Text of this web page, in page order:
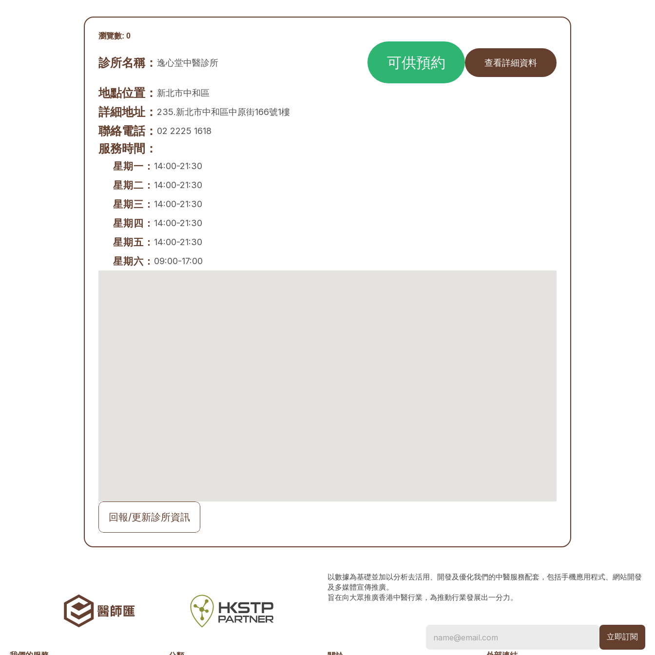
瀏覽數: 0
診所名稱： 逸心堂中醫診所 可供預約 查看詳細資料
地點位置： 新北市中和區
詳細地址： 235.新北市中和區中原街166號1樓
聯絡電話： 02 2225 1618
服務時間：
星期一： 14:00-21:30
星期二： 14:00-21:30
星期三： 14:00-21:30
星期四： 14:00-21:30
星期五： 14:00-21:30
星期六： 09:00-17:00
回報/更新診所資訊
以數據為基礎並加以分析去活用、開發及優化我們的中醫服務配套，包括手機應用程式、網站開發
及多媒體宣傳推廣。
旨在向大眾推廣香港中醫行業，為推動行業發展出一分力。